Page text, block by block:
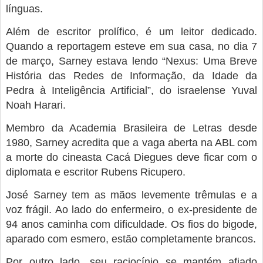
línguas.
Além de escritor prolífico, é um leitor dedicado.
Quando a reportagem esteve em sua casa, no dia 7
de março, Sarney estava lendo “Nexus: Uma Breve
História das Redes de Informação, da Idade da
Pedra à Inteligência Artificial”, do israelense Yuval
Noah Harari.
Membro da Academia Brasileira de Letras desde
1980, Sarney acredita que a vaga aberta na ABL com
a morte do cineasta Cacá Diegues deve ficar com o
diplomata e escritor Rubens Ricupero.
José Sarney tem as mãos levemente trêmulas e a
voz frágil. Ao lado do enfermeiro, o ex-presidente de
94 anos caminha com dificuldade. Os fios do bigode,
aparado com esmero, estão completamente brancos.